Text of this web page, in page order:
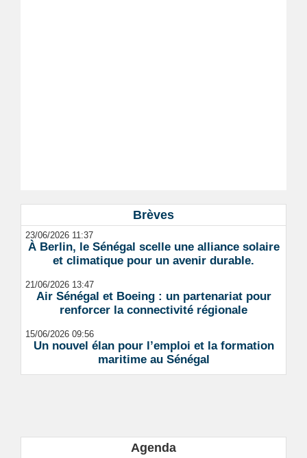
Brèves
23/06/2026 11:37
À Berlin, le Sénégal scelle une alliance solaire
et climatique pour un avenir durable.
21/06/2026 13:47
Air Sénégal et Boeing : un partenariat pour
renforcer la connectivité régionale
15/06/2026 09:56
Un nouvel élan pour l’emploi et la formation
maritime au Sénégal
Agenda